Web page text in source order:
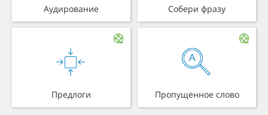
Аудирование Собери фразу
Предлоги Пропущенное слово